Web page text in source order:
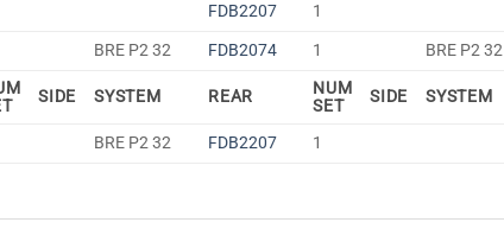
FDB2207
1
BRE P2 32 FDB2074 1 BRE P2 32
SIDE SYSTEM REAR
NUM
SET
SIDE SYSTEM
BRE P2 32 FDB2207 1